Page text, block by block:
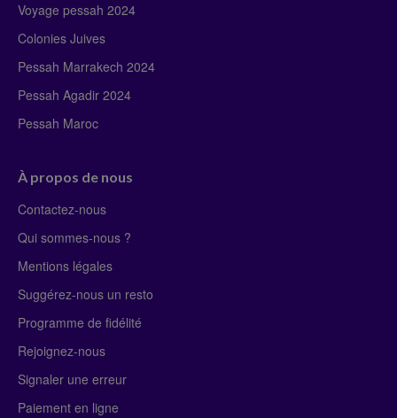
Voyage pessah 2024
Colonies Juives
Pessah Marrakech 2024
Pessah Agadir 2024
Pessah Maroc
À propos de nous
Contactez-nous
Qui sommes-nous ?
Mentions légales
Suggérez-nous un resto
Programme de fidélité
Rejoignez-nous
Signaler une erreur
Paiement en ligne